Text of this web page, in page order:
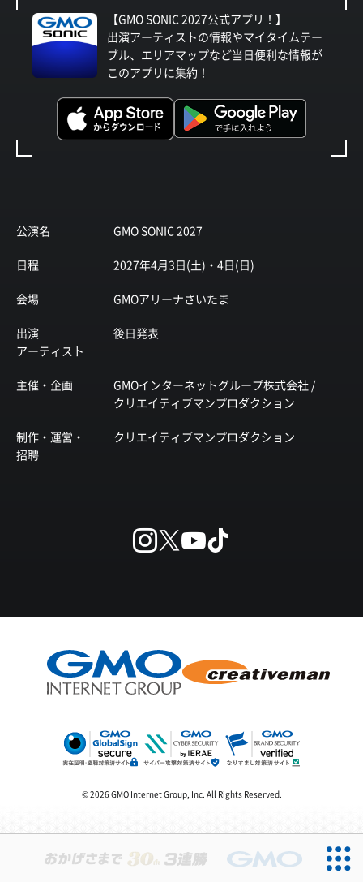
公演名 GMO SONIC 2027
日程 2027年4月3日(土)・4日(日)
会場 GMOアリーナさいたま
出演
アーティスト
後日発表
主催・企画
GMOインターネットグループ株式会社 /
クリエイティブマンプロダクション
制作・運営・
招聘
クリエイティブマンプロダクション
【GMO SONIC 2027公式アプリ！】
出演アーティストの情報やマイタイムテー
ブル、エリアマップなど当日便利な情報が
このアプリに集約！
© 2026 GMO Internet Group, Inc. All Rights Reserved.